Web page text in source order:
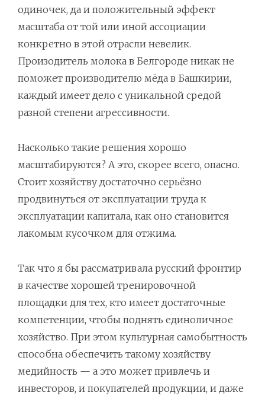
одиночек, да и положительный эффект
масштаба от той или иной ассоциации
конкретно в этой отрасли невелик.
Произодитель молока в Белгороде никак не
поможет производителю мёда в Башкирии,
каждый имеет дело с уникальной средой
разной степени агрессивности.
Насколько такие решения хорошо
масштабируются? А это, скорее всего, опасно.
Стоит хозяйству достаточно серьёзно
продвинуться от эксплуатации труда к
эксплуатации капитала, как оно становится
лакомым кусочком для отжима.
Так что я бы рассматривала русский фронтир
в качестве хорошей тренировочной
площадки для тех, кто имеет достаточные
компетенции, чтобы поднять единоличное
хозяйство. При этом культурная самобытность
способна обеспечить такому хозяйству
медийность — а это может привлечь и
инвесторов, и покупателей продукции, и даже